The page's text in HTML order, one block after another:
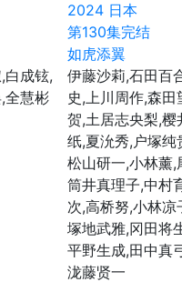
白成铉,
全慧彬
2024 日本
第130集完结
如虎添翼
伊藤沙莉,石田百
史,上川周作,森田
贺,土居志央梨,樱
纸,夏沇秀,户塚纯
松山研一,小林薰,
筒井真理子,中村
次,高桥努,小林凉
塚地武雅,冈田将
平野生成,田中真
泷藤贤一